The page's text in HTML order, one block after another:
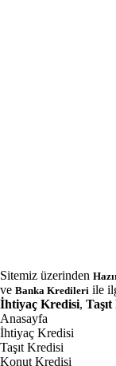
Sitemiz üzerinden
ve Banka Kredileri ile
İhtiyaç Kredisi,
Anasayfa
İhtiyaç Kredisi
Taşıt Kredisi
Konut Kredisi